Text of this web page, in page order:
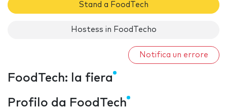
Stand a FoodTech
Hostess in FoodTecho
Notifica un errore
FoodTech: la fiera
Profilo da FoodTech